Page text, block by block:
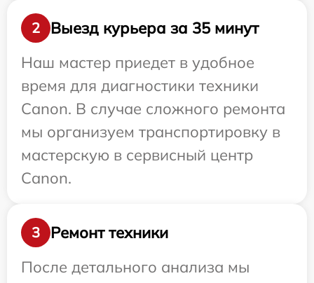
2
Выезд курьера за 35 минут
Наш мастер приедет в удобное
время для диагностики техники
Canon. В случае сложного ремонта
мы организуем транспортировку в
мастерскую в сервисный центр
Canon.
3
Ремонт техники
После детального анализа мы